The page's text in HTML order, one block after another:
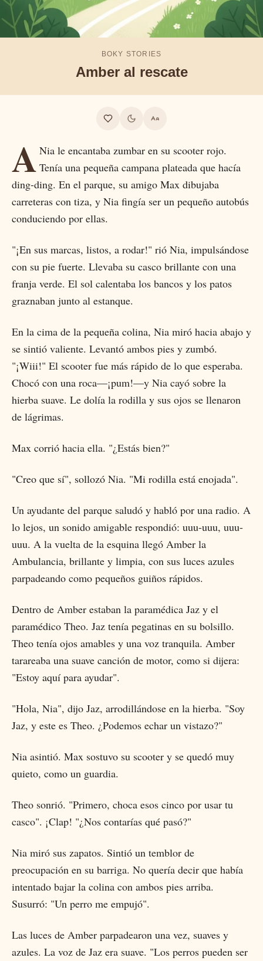
BOKY STORIES
Amber al rescate
A Nia le encantaba zumbar en su scooter rojo.
Tenía una pequeña campana plateada que hacía
ding-ding. En el parque, su amigo Max dibujaba
carreteras con tiza, y Nia fingía ser un pequeño autobús
conduciendo por ellas.
"¡En sus marcas, listos, a rodar!" rió Nia, impulsándose
con su pie fuerte. Llevaba su casco brillante con una
franja verde. El sol calentaba los bancos y los patos
graznaban junto al estanque.
En la cima de la pequeña colina, Nia miró hacia abajo y
se sintió valiente. Levantó ambos pies y zumbó.
"¡Wiii!" El scooter fue más rápido de lo que esperaba.
Chocó con una roca—¡pum!—y Nia cayó sobre la
hierba suave. Le dolía la rodilla y sus ojos se llenaron
de lágrimas.
Max corrió hacia ella. "¿Estás bien?"
"Creo que sí", sollozó Nia. "Mi rodilla está enojada".
Un ayudante del parque saludó y habló por una radio. A
lo lejos, un sonido amigable respondió: uuu-uuu, uuu-
uuu. A la vuelta de la esquina llegó Amber la
Ambulancia, brillante y limpia, con sus luces azules
parpadeando como pequeños guiños rápidos.
Dentro de Amber estaban la paramédica Jaz y el
paramédico Theo. Jaz tenía pegatinas en su bolsillo.
Theo tenía ojos amables y una voz tranquila. Amber
tarareaba una suave canción de motor, como si dijera:
"Estoy aquí para ayudar".
"Hola, Nia", dijo Jaz, arrodillándose en la hierba. "Soy
Jaz, y este es Theo. ¿Podemos echar un vistazo?"
Nia asintió. Max sostuvo su scooter y se quedó muy
quieto, como un guardia.
Theo sonrió. "Primero, choca esos cinco por usar tu
casco". ¡Clap! "¿Nos contarías qué pasó?"
Nia miró sus zapatos. Sintió un temblor de
preocupación en su barriga. No quería decir que había
intentado bajar la colina con ambos pies arriba.
Susurró: "Un perro me empujó".
Las luces de Amber parpadearon una vez, suaves y
azules. La voz de Jaz era suave. "Los perros pueden ser